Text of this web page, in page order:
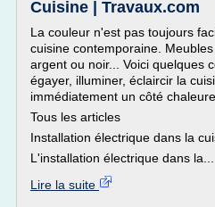
Cuisine | Travaux.com
La couleur n'est pas toujours
cuisine contemporaine.
argent ou noir... Voici quelques
égayer, illuminer, éclaircir la
immédiatement un côté
Tous les articles
Installation électrique dans la
L'installation électrique dans la...
Lire la suite